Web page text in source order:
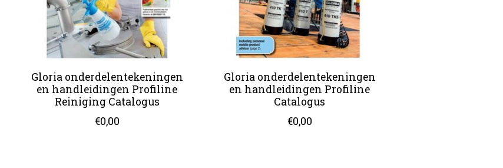
Gloria onderdelentekeningen
en handleidingen Profiline
Reiniging Catalogus
€0,00
Gloria onderdelentekeningen
en handleidingen Profiline
Catalogus
€0,00